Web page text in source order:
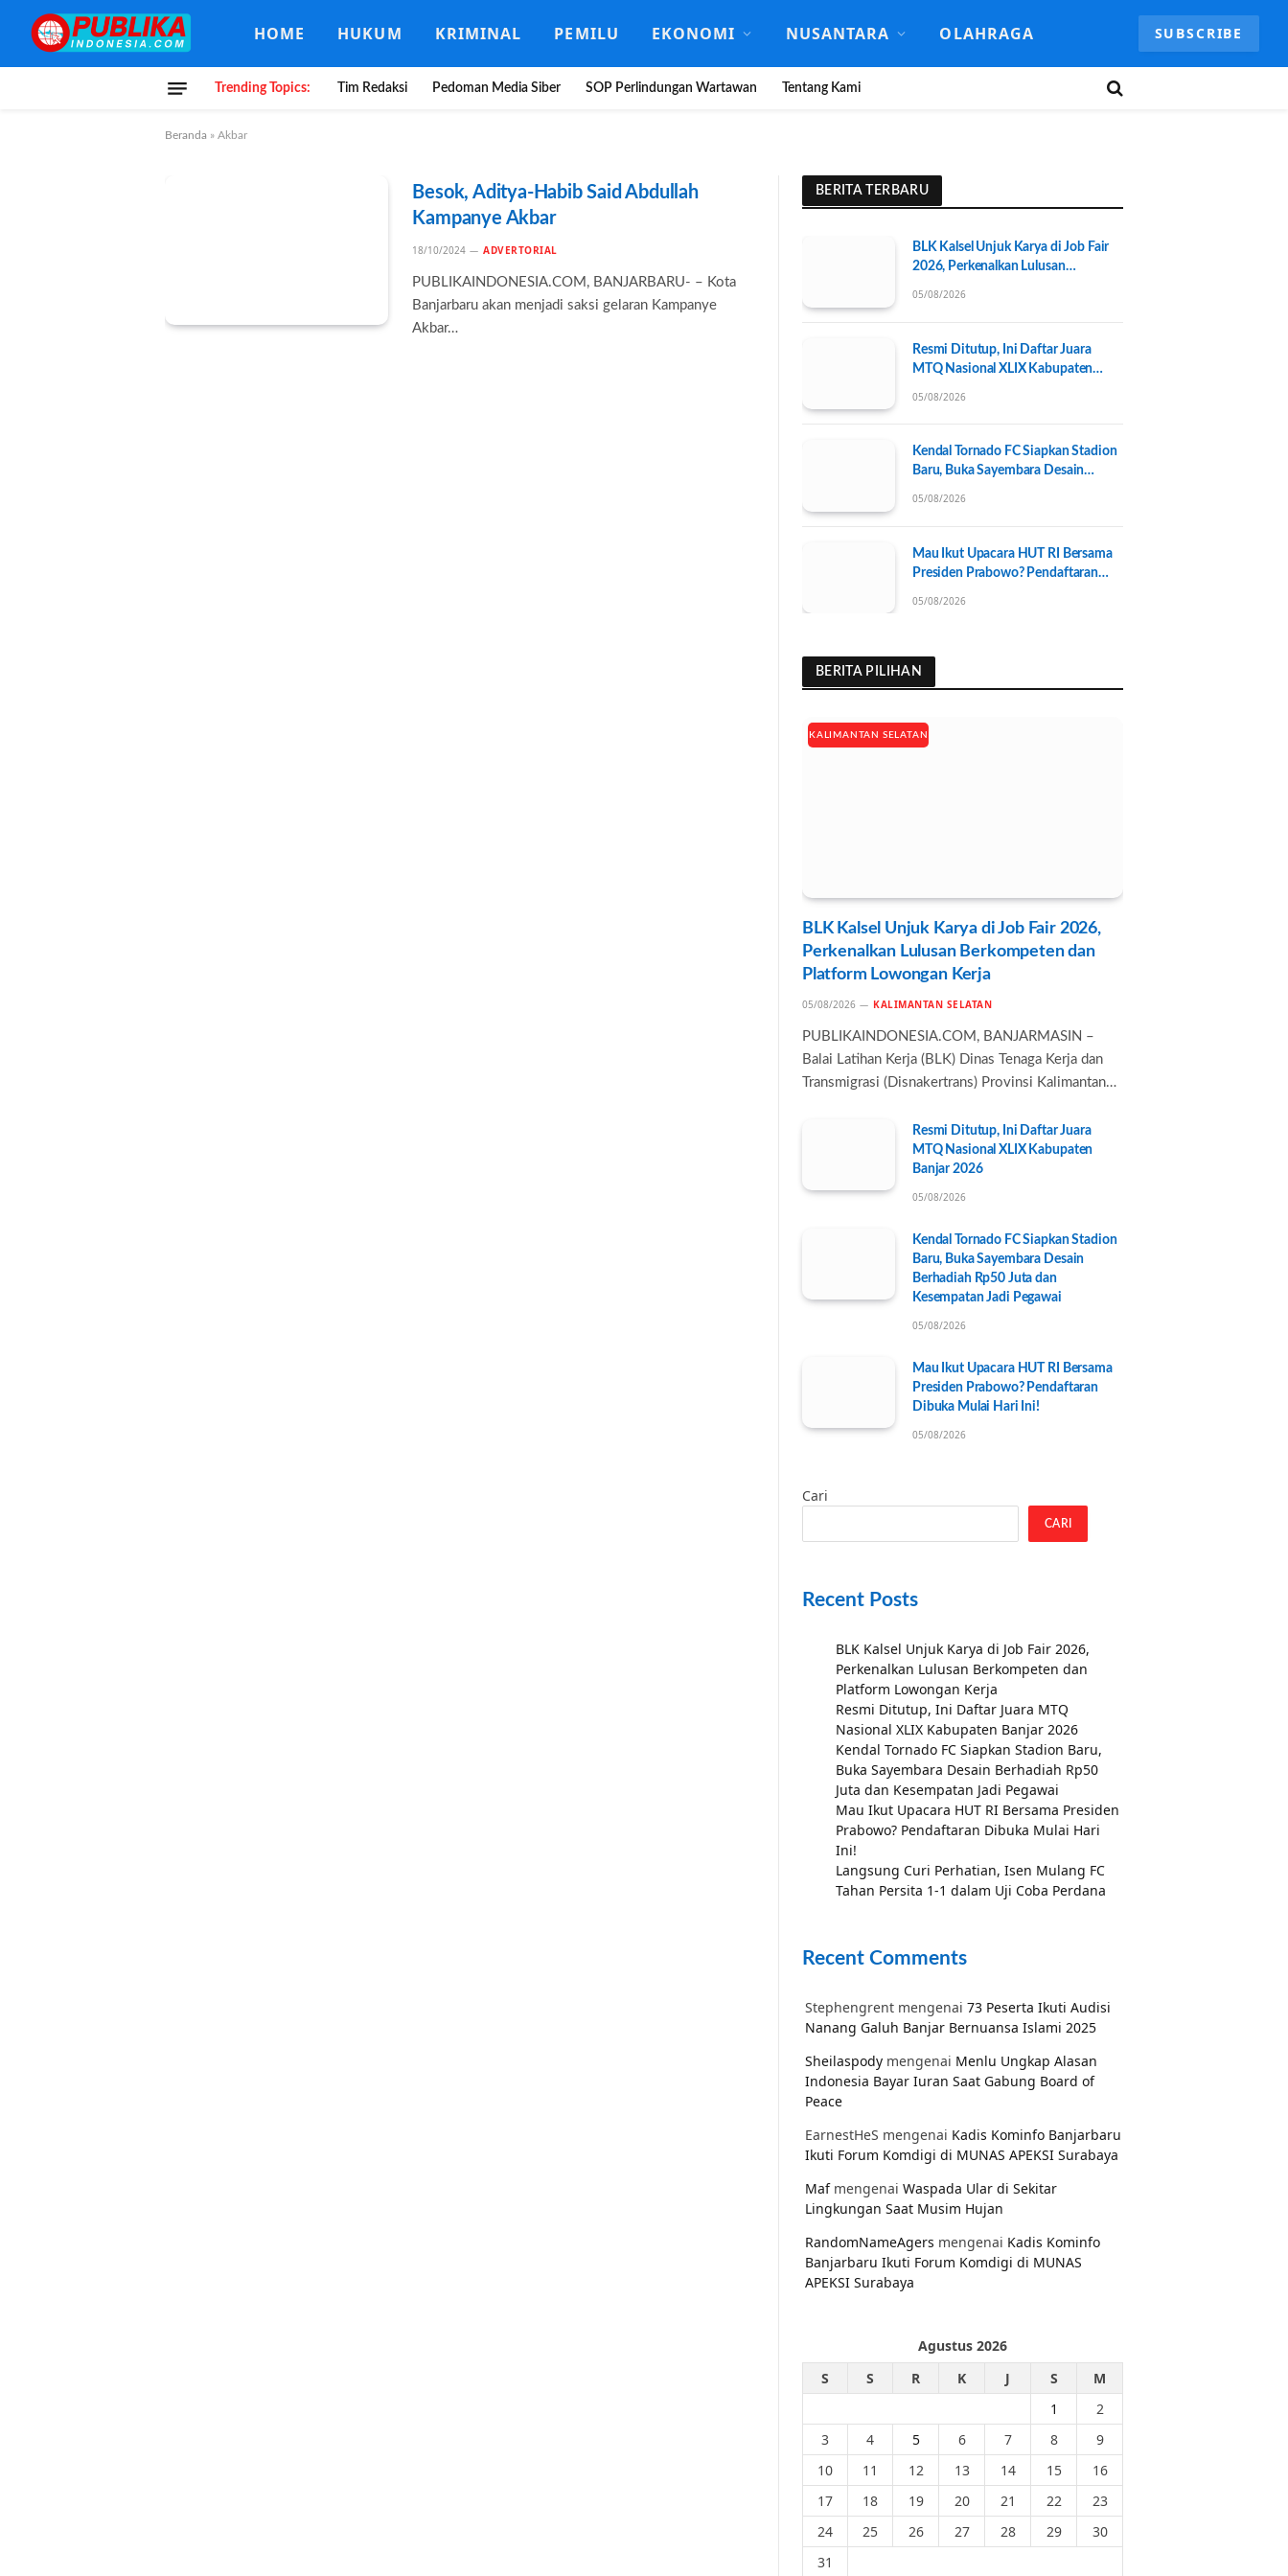
HOME HUKUM KRIMINAL PEMILU EKONOMI NUSANTARA OLAHRAGA SUBSCRIBE
Trending Topics: Tim Redaksi Pedoman Media Siber SOP Perlindungan Wartawan Tentang Kami
Beranda » Akbar
Besok, Aditya-Habib Said Abdullah
Kampanye Akbar
18/10/2024 ADVERTORIAL
PUBLIKAINDONESIA.COM, BANJARBARU- – Kota
Banjarbaru akan menjadi saksi gelaran Kampanye
Akbar…
BERITA TERBARU
BLK Kalsel Unjuk Karya di Job Fair
2026, Perkenalkan Lulusan
05/08/2026
Resmi Ditutup, Ini Daftar Juara
MTQ Nasional XLIX Kabupaten
05/08/2026
Kendal Tornado FC Siapkan Stadion
Baru, Buka Sayembara Desain
05/08/2026
Mau Ikut Upacara HUT RI Bersama
Presiden Prabowo? Pendaftaran
05/08/2026
BERITA PILIHAN
KALIMANTAN SELATAN
BLK Kalsel Unjuk Karya di Job Fair 2026,
Perkenalkan Lulusan Berkompeten dan
Platform Lowongan Kerja
05/08/2026 KALIMANTAN SELATAN
PUBLIKAINDONESIA.COM, BANJARMASIN –
Balai Latihan Kerja (BLK) Dinas Tenaga Kerja dan
Transmigrasi (Disnakertrans) Provinsi Kalimantan…
Resmi Ditutup, Ini Daftar Juara
MTQ Nasional XLIX Kabupaten
Banjar 2026
05/08/2026
Kendal Tornado FC Siapkan Stadion
Baru, Buka Sayembara Desain
Berhadiah Rp50 Juta dan
Kesempatan Jadi Pegawai
05/08/2026
Mau Ikut Upacara HUT RI Bersama
Presiden Prabowo? Pendaftaran
Dibuka Mulai Hari Ini!
05/08/2026
Cari
CARI
Recent Posts
BLK Kalsel Unjuk Karya di Job Fair 2026,
Perkenalkan Lulusan Berkompeten dan
Platform Lowongan Kerja
Resmi Ditutup, Ini Daftar Juara MTQ
Nasional XLIX Kabupaten Banjar 2026
Kendal Tornado FC Siapkan Stadion Baru,
Buka Sayembara Desain Berhadiah Rp50
Juta dan Kesempatan Jadi Pegawai
Mau Ikut Upacara HUT RI Bersama Presiden
Prabowo? Pendaftaran Dibuka Mulai Hari
Ini!
Langsung Curi Perhatian, Isen Mulang FC
Tahan Persita 1-1 dalam Uji Coba Perdana
Recent Comments
Stephengrent mengenai 73 Peserta Ikuti Audisi
Nanang Galuh Banjar Bernuansa Islami 2025
Sheilaspody mengenai Menlu Ungkap Alasan
Indonesia Bayar Iuran Saat Gabung Board of
Peace
EarnestHeS mengenai Kadis Kominfo Banjarbaru
Ikuti Forum Komdigi di MUNAS APEKSI Surabaya
Mafmengenai Waspada Ular di Sekitar
Lingkungan Saat Musim Hujan
RandomNameAgers mengenai Kadis Kominfo
Banjarbaru Ikuti Forum Komdigi di MUNAS
APEKSI Surabaya
Agustus 2026
S
S R K J S
M
1
2
3
4 5 6 7 8
9
10
11 12 13 14 15
16
17
18 19 20 21 22
23
24
25 26 27 28 29
30
31